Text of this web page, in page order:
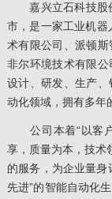
嘉兴立石科技股份
市，是一家工业机
术有限公司、派顿
非尔环境技术有限
设计、研发、生产
动化领域，拥有多年
公司本着“以客户
享，质量为本，技术
的服务，为企业量身
先进”的智能自动化